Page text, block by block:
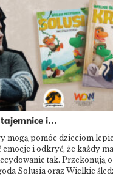
i...
mogą pomóc dzieciom
emocje i odkryć, że każdy
tak. Przekonują
Solusia oraz Wielkie